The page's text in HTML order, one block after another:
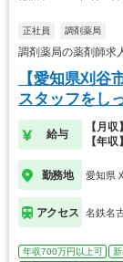
正社員 調剤薬局
調剤薬局の薬剤師求
【愛知県刈谷
スタッフをし
給与
【月
【年
勤務地 愛知県
アクセス 名鉄名
年収700万円以上可